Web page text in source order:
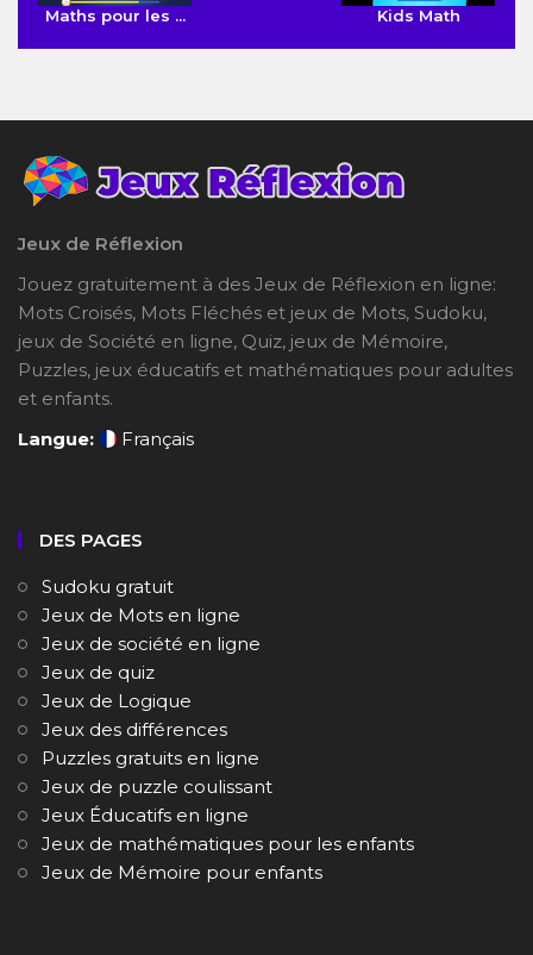
Maths pour les ... Kids Math
Jeux de Réflexion
Jouez gratuitement à des Jeux de Réflexion en ligne:
Mots Croisés, Mots Fléchés et jeux de Mots, Sudoku,
jeux de Société en ligne, Quiz, jeux de Mémoire,
Puzzles, jeux éducatifs et mathématiques pour adultes
et enfants.
Langue:
Français
DES PAGES
Sudoku gratuit
Jeux de Mots en ligne
Jeux de société en ligne
Jeux de quiz
Jeux de Logique
Jeux des différences
Puzzles gratuits en ligne
Jeux de puzzle coulissant
Jeux Éducatifs en ligne
Jeux de mathématiques pour les enfants
Jeux de Mémoire pour enfants